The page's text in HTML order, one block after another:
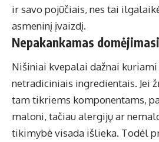
ir savo pojūčiais, nes tai
asmeninį įvaizdį.
Nepakankamas
Nišiniai kvepalai dažnai
netradiciniais ingredientais. Jei
tam tikriems komponentams,
maloni, tačiau alergijų ar
tikimybė visada išlieka. Todėl